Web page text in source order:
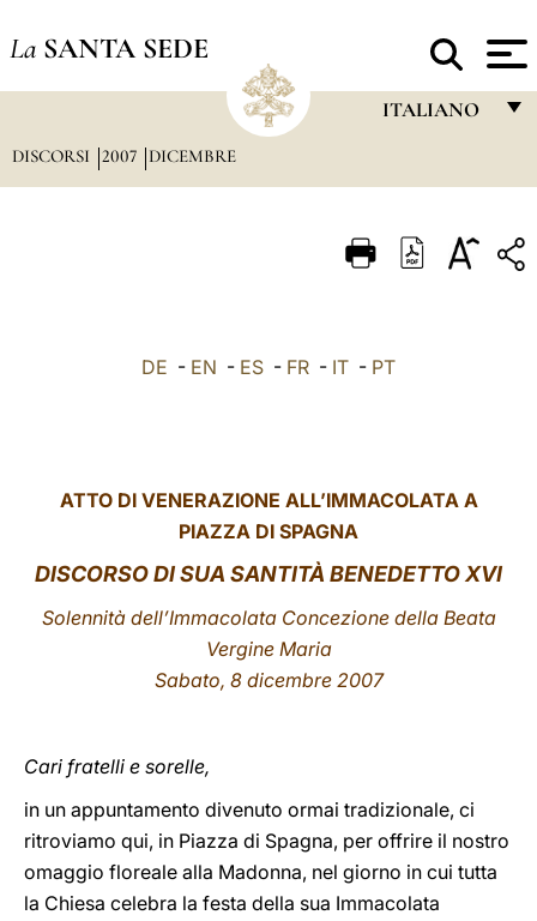
La SANTA SEDE
ITALIANO
ITALIANO
LATINE
DISCORSI 2007 DICEMBRE
DE - EN - ES - FR - IT - PT
ATTO DI VENERAZIONE ALL’IMMACOLATA A
PIAZZA DI SPAGNA
DISCORSO DI SUA SANTITÀ BENEDETTO XVI
Solennità dell’Immacolata Concezione della Beata
Vergine Maria
Sabato, 8 dicembre 2007
Cari fratelli e sorelle,
in un appuntamento divenuto ormai tradizionale, ci
ritroviamo qui, in Piazza di Spagna, per offrire il nostro
omaggio floreale alla Madonna, nel giorno in cui tutta
la Chiesa celebra la festa della sua Immacolata